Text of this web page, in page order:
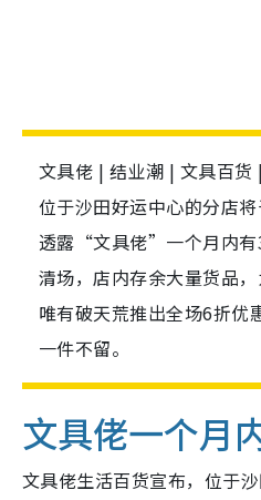
文具佬 | 结业潮 | 文具百货
位于沙田好运中心的分店
透露“文具佬”一个月内有
清场，店内存余大量货品，
唯有破天荒推出全场6折优
一件不留。
文具佬一个月
文具佬生活百货宣布，位于